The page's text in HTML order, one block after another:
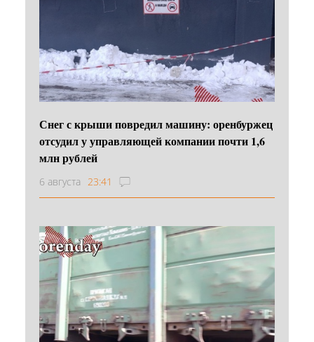
Снег с крыши повредил машину: оренбуржец
отсудил у управляющей компании почти 1,6
млн рублей
6 августа 23:41